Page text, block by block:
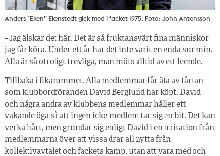
Anders ”Eken” Ekenstedt gick med i facket 1975. Foto: John Antonsson
– Jag älskar det här. Det är så fruktansvärt fina människor
jag får köra. Under ett år har det inte varit en enda sur min.
Alla är så otroligt trevliga, man möts alltid av ett leende.
Tillbaka i fikarummet. Alla medlemmar får äta av tårtan
som klubbordföranden David Berglund har köpt. David
och några andra av klubbens medlemmar håller ett
vakande öga så att ingen icke-medlem tar sig en bit. Det kan
verka hårt, men grundar sig enligt David i en irritation från
medlemmarna över att vissa drar all nytta från
kollektivavtalet och fackets kamp, utan att vara med och